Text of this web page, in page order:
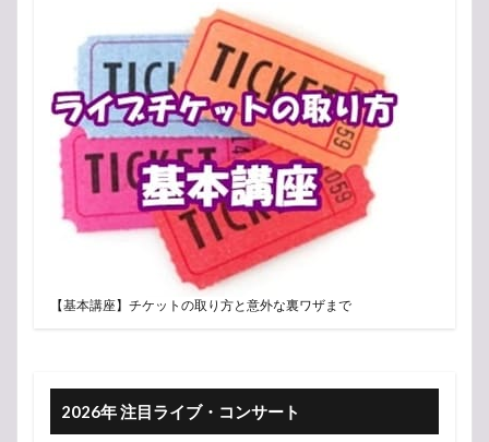
【基本講座】チケットの取り方と意外な裏ワザまで
2026年 注目ライブ・コンサート